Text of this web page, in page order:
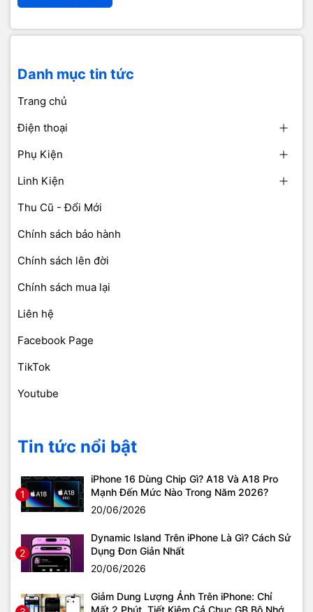
Danh mục tin tức
Trang chủ
Điện thoại
Phụ Kiện
Linh Kiện
Thu Cũ - Đổi Mới
Chính sách bảo hành
Chính sách lên đời
Chính sách mua lại
Liên hệ
Facebook Page
TikTok
Youtube
Tin tức nổi bật
1
iPhone 16 Dùng Chip Gì? A18 Và A18 Pro
Mạnh Đến Mức Nào Trong Năm 2026?
20/06/2026
2
Dynamic Island Trên iPhone Là Gì? Cách Sử
Dụng Đơn Giản Nhất
20/06/2026
Giảm Dung Lượng Ảnh Trên iPhone: Chỉ
Mất 2 Phút, Tiết Kiệm Cả Chục GB Bộ Nhớ